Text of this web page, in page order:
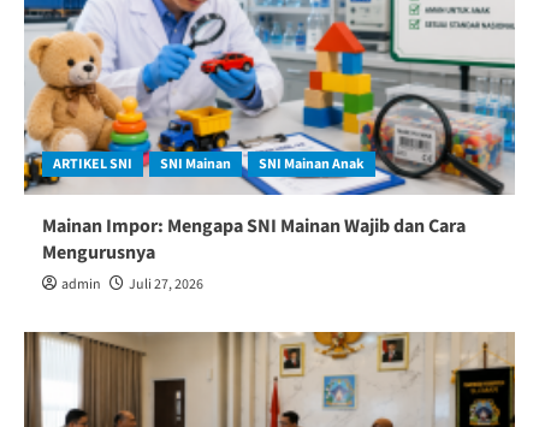
ARTIKEL SNI SNI Mainan SNI Mainan Anak
Mainan Impor: Mengapa SNI Mainan Wajib dan Cara
Mengurusnya
admin Juli 27, 2026